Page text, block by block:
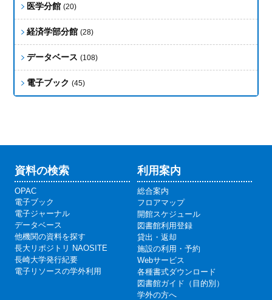
医学分館(20)
経済学部分館(28)
データベース(108)
電子ブック(45)
資料の検索
OPAC
電子ブック
電子ジャーナル
データベース
他機関の資料を探す
長大リポジトリ NAOSITE
長崎大学発行紀要
電子リソースの学外利用
利用案内
総合案内
フロアマップ
開館スケジュール
図書館利用登録
貸出・返却
施設の利用・予約
Webサービス
各種書式ダウンロード
図書館ガイド（目的別）
学外の方へ